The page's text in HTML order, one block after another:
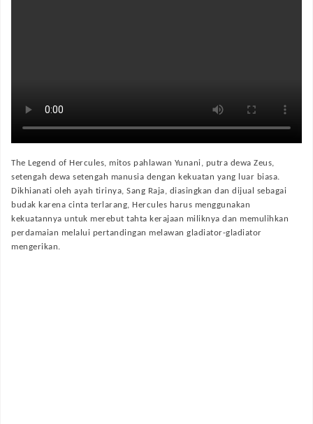
The Legend of Hercules, mitos pahlawan Yunani, putra dewa Zeus,
setengah dewa setengah manusia dengan kekuatan yang luar biasa.
Dikhianati oleh ayah tirinya, Sang Raja, diasingkan dan dijual sebagai
budak karena cinta terlarang, Hercules harus menggunakan
kekuatannya untuk merebut tahta kerajaan miliknya dan memulihkan
perdamaian melalui pertandingan melawan gladiator-gladiator
mengerikan.